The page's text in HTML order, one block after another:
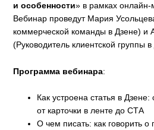
и особенности» в рамках
Вебинар проведут Мария
коммерческой команды в Дзене) и
(Руководитель клиентской группы
Программа вебинара:
Как устроена статья в Дзене:
от карточки в ленте до СТА
О чем писать: как говорить о